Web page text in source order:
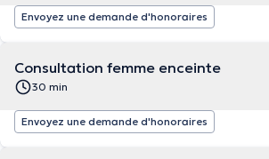
Envoyez une demande d'honoraires
Consultation femme enceinte
30 min
Envoyez une demande d'honoraires